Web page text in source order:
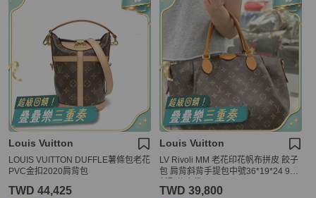
Louis Vuitton
LOUIS VUITTON DUFFLE薯條包老花
PVC金扣2020肩背包
TWD 44,425
Louis Vuitton
LV Rivoli MM 老花印花帆布拼皮 餃子
包 肩背斜背手提包中號36*19*24 98
TWD 39,800